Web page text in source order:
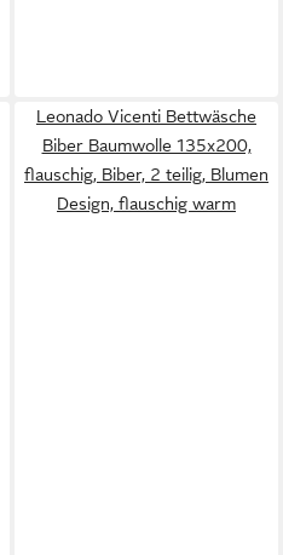
Leonado Vicenti Bettwäsche
Biber Baumwolle 135x200,
flauschig, Biber, 2 teilig, Blumen
Design, flauschig warm